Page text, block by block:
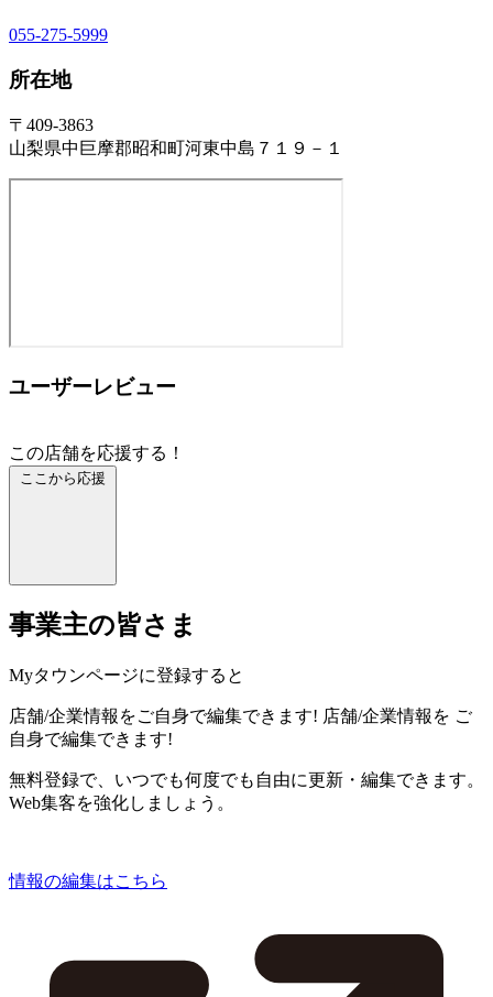
055-275-5999
所在地
〒409-3863
山梨県中巨摩郡昭和町河東中島７１９－１
ユーザーレビュー
この店舗を応援する！
ここから応援
事業主の皆さま
Myタウンページに登録すると
店舗/企業情報をご自身で編集できます! 店舗/企業情報を ご
自身で編集できます!
無料登録で、いつでも何度でも自由に更新・編集できます。
Web集客を強化しましょう。
情報の編集はこちら